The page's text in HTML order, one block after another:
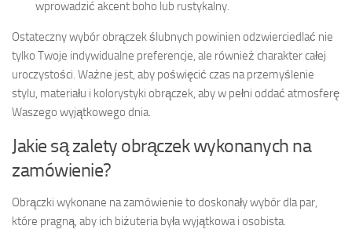
wprowadzić akcent boho lub rustykalny.
Ostateczny wybór obrączek ślubnych powinien odzwierciedlać nie
tylko Twoje indywidualne preferencje, ale również charakter całej
uroczystości. Ważne jest, aby poświęcić czas na przemyślenie
stylu, materiału i kolorystyki obrączek, aby w pełni oddać atmosferę
Waszego wyjątkowego dnia.
Jakie są zalety obrączek wykonanych na
zamówienie?
Obrączki wykonane na zamówienie to doskonały wybór dla par,
które pragną, aby ich biżuteria była wyjątkowa i osobista.